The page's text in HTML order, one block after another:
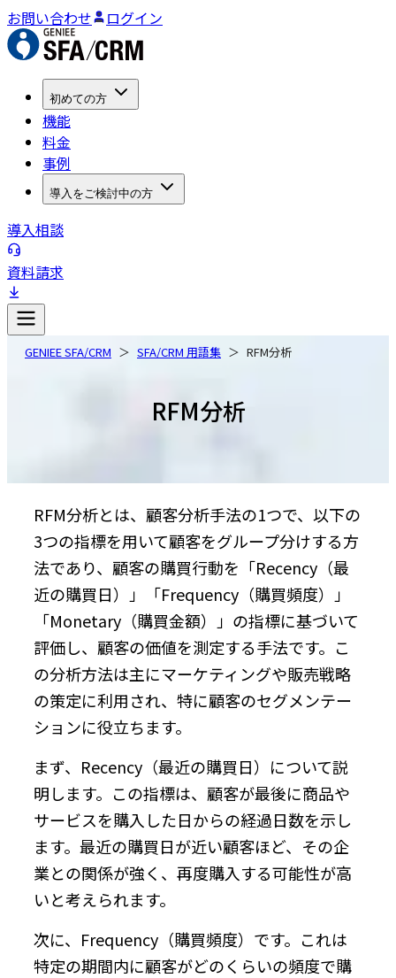
お問い合わせ ログイン
初めての方
機能
料金
事例
導入をご検討中の方
導入相談
資料請求
GENIEE SFA/CRM SFA/CRM 用語集 RFM分析
RFM分析
RFM分析とは、顧客分析手法の1つで、以下の
3つの指標を用いて顧客をグループ分けする方
法であり、顧客の購買行動を「Recency（最
近の購買日）」「Frequency（購買頻度）」
「Monetary（購買金額）」の指標に基づいて
評価し、顧客の価値を測定する手法です。こ
の分析方法は主にマーケティングや販売戦略
の策定に利用され、特に顧客のセグメンテー
ションに役立ちます。
まず、Recency（最近の購買日）について説
明します。この指標は、顧客が最後に商品や
サービスを購入した日からの経過日数を示し
ます。最近の購買日が近い顧客ほど、その企
業との関係が強く、再度購入する可能性が高
いと考えられます。
次に、Frequency（購買頻度）です。これは
特定の期間内に顧客がどのくらいの頻度で購